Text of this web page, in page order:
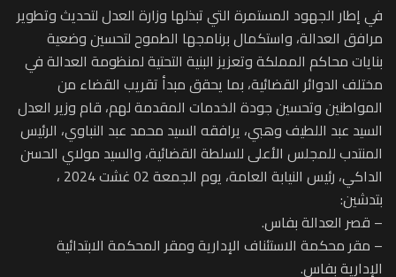
في إطار الجهود المستمرة التي تبذلها وزارة العدل لتحديث وتطوير
مرافق العدالة، واستكمال برنامجها الطموح لتحسين وضعية
بنايات محاكم المملكة وتعزيز البنية التحتية لمنظومة العدالة في
مختلف الدوائر القضائية، بما يحقق مبدأ تقريب القضاء من
المواطنين وتحسين جودة الخدمات المقدمة لهم، قام وزير العدل
السيد عبد اللطيف وهبي، يرافقه السيد محمد عبد النباوي، الرئيس
المنتدب للمجلس الأعلى للسلطة القضائية، والسيد مولاي الحسن
الداكي، رئيس النيابة العامة، يوم الجمعة 02 غشت 2024 ،
بتدشين:
– قصر العدالة بفاس.
– مقر محكمة الاستئناف الإدارية ومقر المحكمة الابتدائية
الإدارية بفاس.